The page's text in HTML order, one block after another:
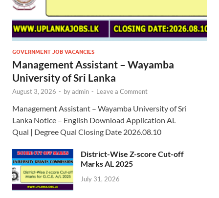
GOVERNMENT JOB VACANCIES
Management Assistant – Wayamba
University of Sri Lanka
August 3, 2026 - byadmin - Leave a Comment
Management Assistant – Wayamba University of Sri
Lanka Notice – English Download Application AL
Qual | Degree Qual Closing Date 2026.08.10
District-Wise Z-score Cut-off
Marks AL 2025
July 31, 2026